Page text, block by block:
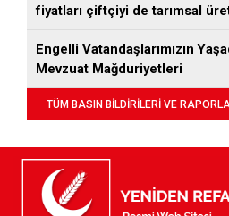
fiyatları çiftçiyi de tarımsal
Engelli Vatandaşlarımızın
Mevzuat Mağduriyetleri
TÜM BASIN BİLDİRİLERİ VE